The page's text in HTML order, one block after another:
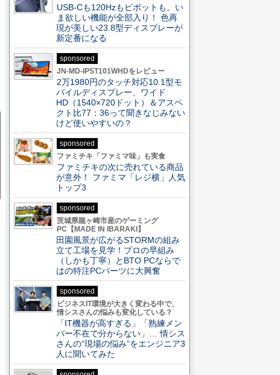
USB-Cも120Hzもピボットも。い
ま欲しい機能が全部入り！ 色再
現が美しい23.8型ディスプレーが
新定番になる
sponsored
JN-MD-IPST101WHDをレビュー
2万1980円のタッチ対応10.1型モ
バイルディスプレー、ワイド
HD（1540×720ドット）＆アスペ
クト比77：36って聞きなじみない
けど使いやすいの？
sponsored
ファミチキ「ファミマ味」も実食
ファミチキの次に売れている商品
が意外！ ファミマ「レジ横」人気
トップ3
sponsored
茨城県龍ヶ崎市産のゲーミング
PC【MADE IN IBARAKI】
田園風景が広がるSTORMの組み
立て工場を見学！プロの早組み
（しかも丁寧）とBTO PCならで
はの特注PCパーツに大興奮
sponsored
ビジネスIT環境が大きく変わる中で、
情シスさんの悩みも変化している？
「IT機器が高すぎる」「熟練メン
バー不在で分からない」… 情シス
さんの“現場の悩み”をエンジニア3
人に聞いてみた